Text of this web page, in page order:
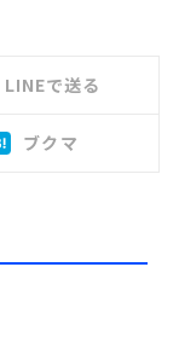
LINEで送る
ブクマ